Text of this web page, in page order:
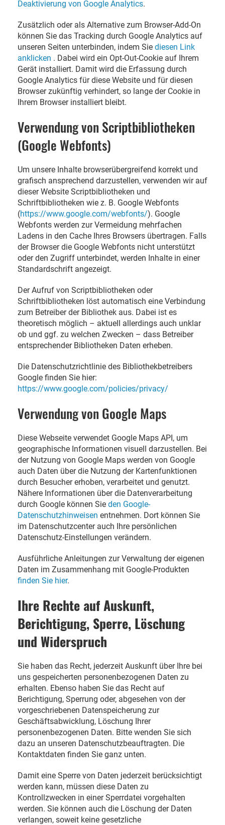
Deaktivierung von Google Analytics.
Zusätzlich oder als Alternative zum Browser-Add-On
können Sie das Tracking durch Google Analytics auf
unseren Seiten unterbinden, indem Sie diesen Link
anklicken . Dabei wird ein Opt-Out-Cookie auf Ihrem
Gerät installiert. Damit wird die Erfassung durch
Google Analytics für diese Website und für diesen
Browser zukünftig verhindert, so lange der Cookie in
Ihrem Browser installiert bleibt.
Verwendung von Scriptbibliotheken
(Google Webfonts)
Um unsere Inhalte browserübergreifend korrekt und
grafisch ansprechend darzustellen, verwenden wir auf
dieser Website Scriptbibliotheken und
Schriftbibliotheken wie z. B. Google Webfonts
(https://www.google.com/webfonts/). Google
Webfonts werden zur Vermeidung mehrfachen
Ladens in den Cache Ihres Browsers übertragen. Falls
der Browser die Google Webfonts nicht unterstützt
oder den Zugriff unterbindet, werden Inhalte in einer
Standardschrift angezeigt.
Der Aufruf von Scriptbibliotheken oder
Schriftbibliotheken löst automatisch eine Verbindung
zum Betreiber der Bibliothek aus. Dabei ist es
theoretisch möglich – aktuell allerdings auch unklar
ob und ggf. zu welchen Zwecken – dass Betreiber
entsprechender Bibliotheken Daten erheben.
Die Datenschutzrichtlinie des Bibliothekbetreibers
Google finden Sie hier:
https://www.google.com/policies/privacy/
Verwendung von Google Maps
Diese Webseite verwendet Google Maps API, um
geographische Informationen visuell darzustellen. Bei
der Nutzung von Google Maps werden von Google
auch Daten über die Nutzung der Kartenfunktionen
durch Besucher erhoben, verarbeitet und genutzt.
Nähere Informationen über die Datenverarbeitung
durch Google können Sie den Google-
Datenschutzhinweisen entnehmen. Dort können Sie
im Datenschutzcenter auch Ihre persönlichen
Datenschutz-Einstellungen verändern.
Ausführliche Anleitungen zur Verwaltung der eigenen
Daten im Zusammenhang mit Google-Produkten
finden Sie hier.
Ihre Rechte auf Auskunft,
Berichtigung, Sperre, Löschung
und Widerspruch
Sie haben das Recht, jederzeit Auskunft über Ihre bei
uns gespeicherten personenbezogenen Daten zu
erhalten. Ebenso haben Sie das Recht auf
Berichtigung, Sperrung oder, abgesehen von der
vorgeschriebenen Datenspeicherung zur
Geschäftsabwicklung, Löschung Ihrer
personenbezogenen Daten. Bitte wenden Sie sich
dazu an unseren Datenschutzbeauftragten. Die
Kontaktdaten finden Sie ganz unten.
Damit eine Sperre von Daten jederzeit berücksichtigt
werden kann, müssen diese Daten zu
Kontrollzwecken in einer Sperrdatei vorgehalten
werden. Sie können auch die Löschung der Daten
verlangen, soweit keine gesetzliche